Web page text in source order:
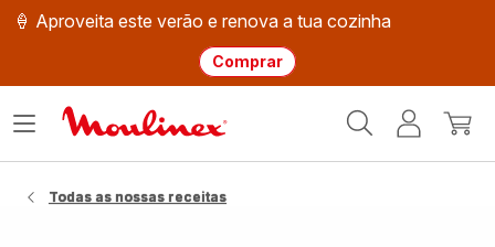
🍦 Aproveita este verão e renova a tua cozinha
Comprar
Moulinex
O
Abrir
Todas as nossas receitas